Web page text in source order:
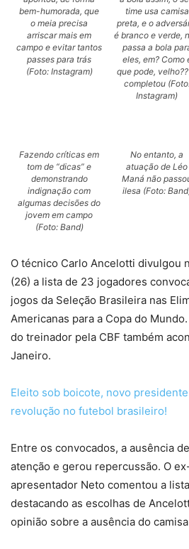
bem-humorada, que
o meia precisa
arriscar mais em
campo e evitar tantos
passes para trás
(Foto: Instagram)
time usa camisa
preta, e o
é branco e verde,
passa a bola
eles, em? Como
que pode,
completou
Instagram)
Fazendo críticas em
tom de “dicas” e
demonstrando
indignação com
algumas decisões do
jovem em campo
(Foto: Band)
No entanto, a
atuação de Léo
Maná não
ilesa (Foto:
O técnico Carlo Ancelotti divulgou
(26) a lista de 23 jogadores
jogos da Seleção Brasileira nas
Americanas para a Copa do
do treinador pela CBF também
Janeiro.
Eleito sob boicote, novo
revolução no futebol brasileiro!
Entre os convocados, a ausência
atenção e gerou repercussão. O
apresentador Neto comentou a
destacando as escolhas de
opinião sobre a ausência do camisa